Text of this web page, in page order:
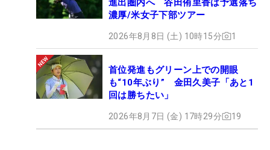
進出圏内へ 谷田侑里香は予選落ち
濃厚/米女子下部ツアー
2026年8月8日 (土) 10時15分 1
首位発進もグリーン上での開眼
も“10年ぶり” 金田久美子「あと1
回は勝ちたい」
2026年8月7日 (金) 17時29分 19